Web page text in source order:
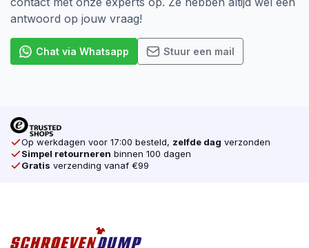
antwoord op jouw vraag!
Chat via Whatsapp Stuur een mail
Op werkdagen voor 17:00 besteld, zelfde dag verzonden
Simpel retourneren binnen 100 dagen
Gratis verzending vanaf €99